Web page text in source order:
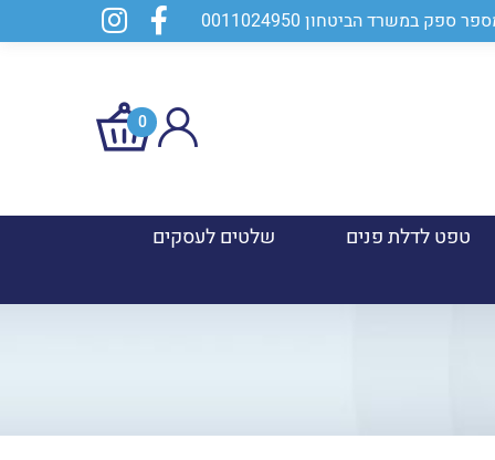
0
טפט לדלת פנים שלטים לעסקים